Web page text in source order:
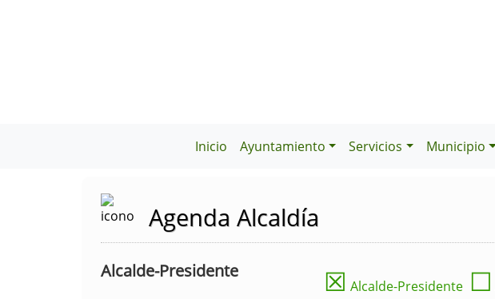
Inicio Ayuntamiento Servicios Municipio
Agenda Alcaldía
Alcalde-Presidente ☒ Alcalde-Presidente ☐